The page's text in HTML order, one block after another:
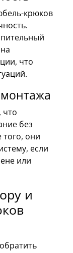
крюков
что
что
без
они
если
или
и